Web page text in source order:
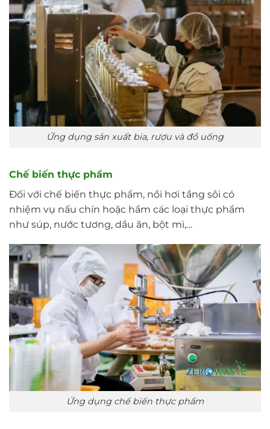
Ứng dụng sản xuất bia, rượu và đồ uống
Chế biến thực phẩm
Đối với chế biến thực phẩm, nồi hơi tầng sôi có
nhiệm vụ nấu chín hoặc hầm các loại thực phẩm
như súp, nước tương, dầu ăn, bột mì,…
Ứng dụng chế biến thực phẩm